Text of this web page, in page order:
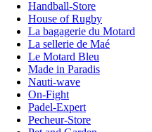
Handball-Store
House of Rugby
La bagagerie du Motard
La sellerie de Maé
Le Motard Bleu
Made in Paradis
Nauti-wave
On-Fight
Padel-Expert
Pecheur-Store